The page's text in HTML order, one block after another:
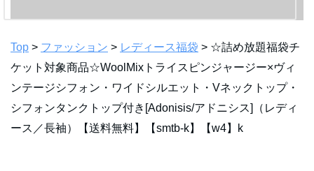
Top > ファッション > レディース福袋 > ☆詰め放題福袋チ
ケット対象商品☆WoolMixトライスピンジャージー×ヴィ
ンテージシフォン・ワイドシルエット・Vネックトップ・
シフォンタンクトップ付き[Adonisis/アドニシス]（レディ
ース／長袖）【送料無料】【smtb-k】【w4】k